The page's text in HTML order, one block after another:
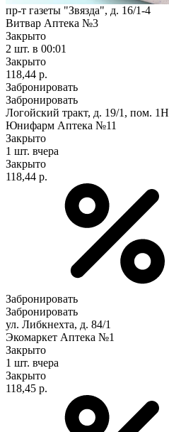
пр-т газеты "Звязда", д. 16/1-4
Витвар Аптека №3
Закрыто
2 шт. в 00:01
Закрыто
118,44 р.
Забронировать
Забронировать
Логойский тракт, д. 19/1, пом. 1Н
Юнифарм Аптека №11
Закрыто
1 шт. вчера
Закрыто
118,44 р.
Забронировать
Забронировать
ул. Либкнехта, д. 84/1
Экомаркет Аптека №1
Закрыто
1 шт. вчера
Закрыто
118,45 р.